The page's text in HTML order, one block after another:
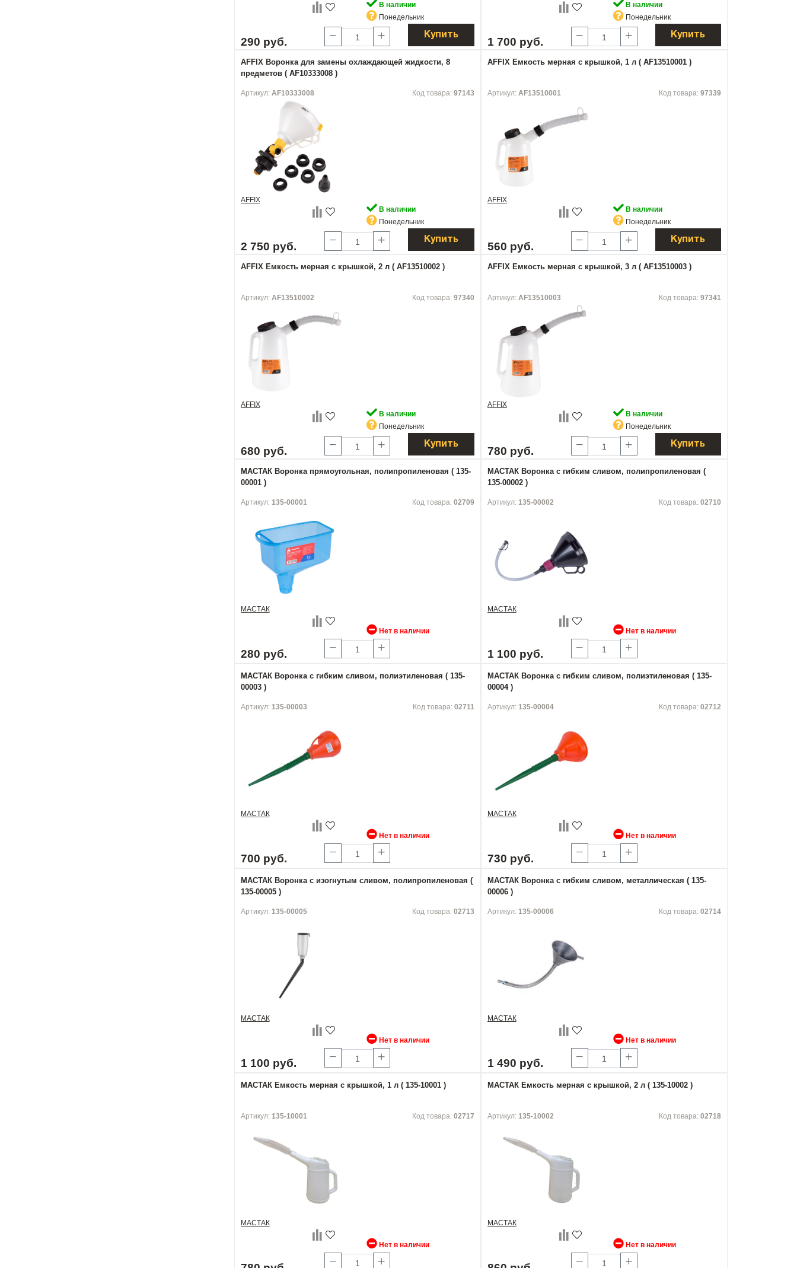
В наличии
Понедельник
290 руб.
Купить
В наличии
Понедельник
1 700 руб.
Купить
AFFIX Воронка для замены охлаждающей жидкости, 8
предметов ( AF10333008 )
Артикул: AF10333008 Код товара: 97143
AFFIX
В наличии
Понедельник
2 750 руб.
Купить
AFFIX Емкость мерная с крышкой, 1 л ( AF13510001 )
Артикул: AF13510001 Код товара: 97339
AFFIX
В наличии
Понедельник
560 руб.
Купить
AFFIX Емкость мерная с крышкой, 2 л ( AF13510002 )
Артикул: AF13510002 Код товара: 97340
AFFIX
В наличии
Понедельник
680 руб.
Купить
AFFIX Емкость мерная с крышкой, 3 л ( AF13510003 )
Артикул: AF13510003 Код товара: 97341
AFFIX
В наличии
Понедельник
780 руб.
Купить
МАСТАК Воронка прямоугольная, полипропиленовая ( 135-
00001 )
Артикул: 135-00001 Код товара: 02709
МАСТАК
Нет в наличии
280 руб.
МАСТАК Воронка с гибким сливом, полипропиленовая (
135-00002 )
Артикул: 135-00002 Код товара: 02710
МАСТАК
Нет в наличии
1 100 руб.
МАСТАК Воронка с гибким сливом, полиэтиленовая ( 135-
00003 )
Артикул: 135-00003 Код товара: 02711
МАСТАК
Нет в наличии
700 руб.
МАСТАК Воронка с гибким сливом, полиэтиленовая ( 135-
00004 )
Артикул: 135-00004 Код товара: 02712
МАСТАК
Нет в наличии
730 руб.
МАСТАК Воронка с изогнутым сливом, полипропиленовая (
135-00005 )
Артикул: 135-00005 Код товара: 02713
МАСТАК
Нет в наличии
1 100 руб.
МАСТАК Воронка с гибким сливом, металлическая ( 135-
00006 )
Артикул: 135-00006 Код товара: 02714
МАСТАК
Нет в наличии
1 490 руб.
МАСТАК Емкость мерная с крышкой, 1 л ( 135-10001 )
Артикул: 135-10001 Код товара: 02717
МАСТАК
Нет в наличии
МАСТАК Емкость мерная с крышкой, 2 л ( 135-10002 )
Артикул: 135-10002 Код товара: 02718
МАСТАК
Нет в наличии